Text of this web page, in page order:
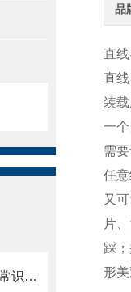
关于耐高温风琴防护罩的保养小常识介绍
品
直
直
装
一
需
任
又
片
踩
形